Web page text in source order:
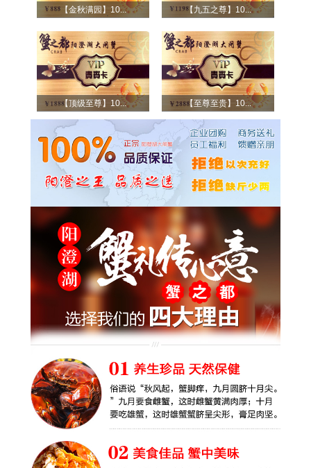
【金秋满园】10... 【九五之尊】10...
【顶级至尊】10... 【至尊至贵】10...